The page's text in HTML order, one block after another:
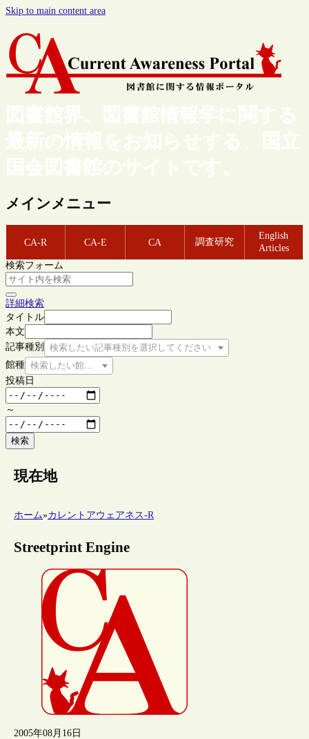
Skip to main content area
図書館界、図書館情報学に関する
最新の情報をお知らせする、国立
国会図書館のサイトです。
メインメニュー
CA-R CA-E CA 調査研究
English
Articles
検索フォーム
詳細検索
タイトル
本文
記事種別
検索したい記事種別を選択してください
館種 検索したい館種を選択してください
投稿日
～
検索
現在地
ホーム»カレントアウェアネス-R
Streetprint Engine
2005年08月16日